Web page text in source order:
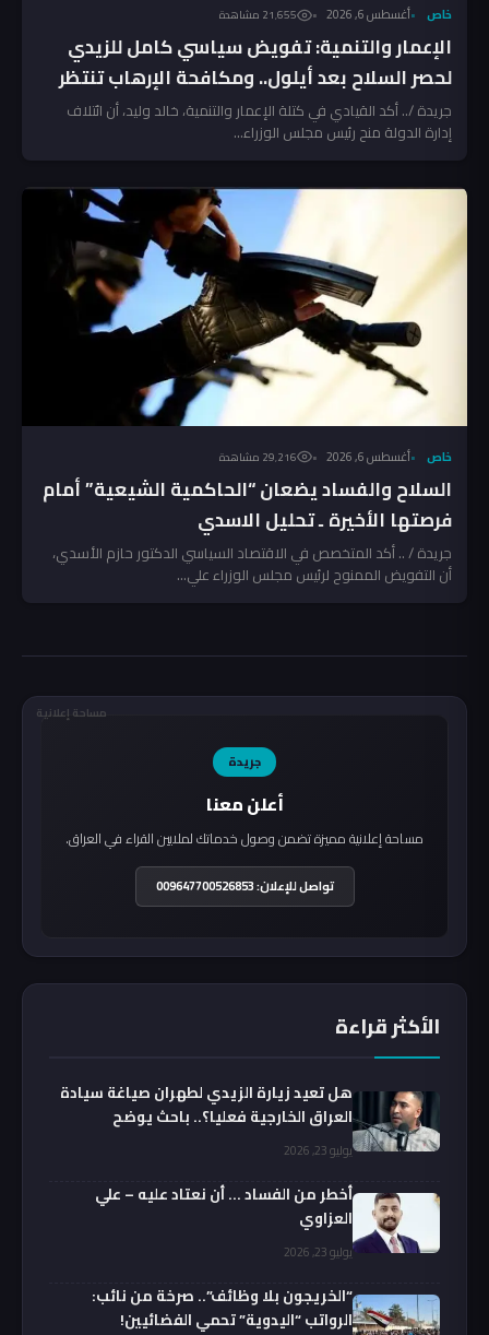
خاص أغسطس 6, 2026 21٬655 مشاهدة
الإعمار والتنمية: تفويض سياسي كامل للزيدي
لحصر السلاح بعد أيلول.. ومكافحة الإرهاب تنتظر
المخالفين!
جريدة /.. أكد القيادي في كتلة الإعمار والتنمية، خالد وليد، أن ائتلاف
إدارة الدولة منح رئيس مجلس الوزراء...
خاص أغسطس 6, 2026 29٬216 مشاهدة
السلاح والفساد يضعان “الحاكمية الشيعية” أمام
فرصتها الأخيرة ـ تحليل الاسدي
جريدة / .. أكد المتخصص في الاقتصاد السياسي الدكتور حازم الأسدي،
أن التفويض الممنوح لرئيس مجلس الوزراء علي...
مساحة إعلانية
جريدة
أعلن معنا
مساحة إعلانية مميزة تضمن وصول خدماتك لملايين القراء في العراق.
تواصل للإعلان: 009647700526853
الأكثر قراءة
هل تعيد زيارة الزيدي لطهران صياغة سيادة
العراق الخارجية فعليا؟.. باحث يوضح
يوليو 23, 2026
أخطر من الفساد … أن نعتاد عليه – علي
العزاوي
يوليو 23, 2026
“الخريجون بلا وظائف”.. صرخة من نائب:
الرواتب “اليدوية” تحمي الفضائيين!